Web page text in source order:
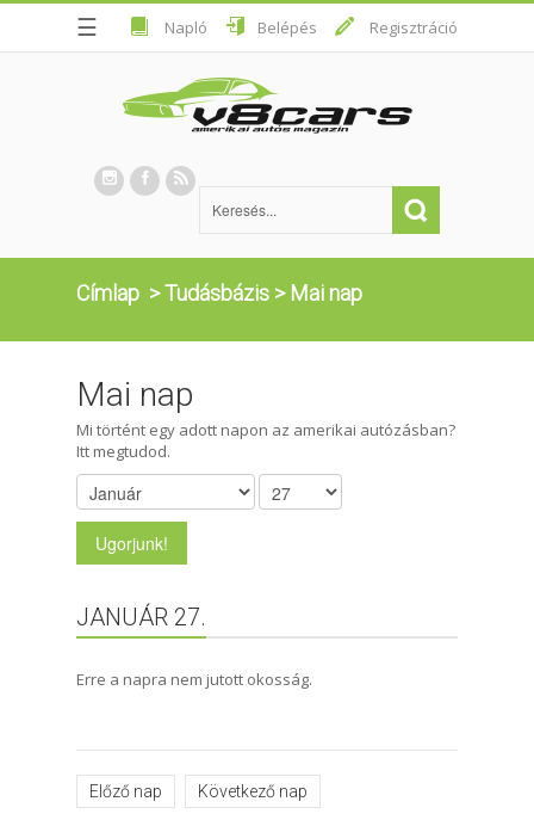
☰ Napló Belépés Regisztráció
Címlap >Tudásbázis > Mai nap
Mai nap
Mi történt egy adott napon az amerikai autózásban?
Itt megtudod.
JANUÁR 27.
Erre a napra nem jutott okosság.
Előző nap Következő nap